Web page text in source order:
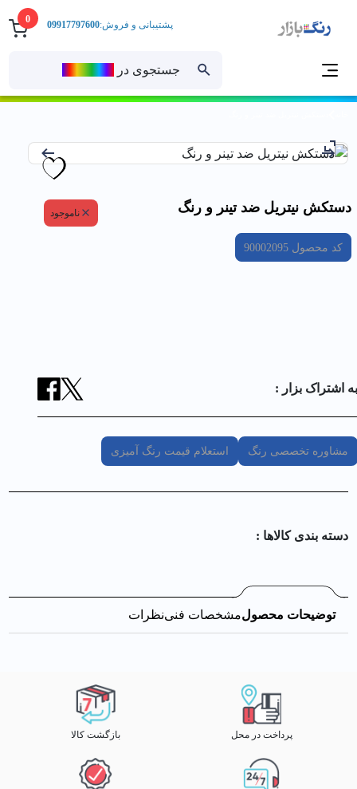
0
جستجوی در
پشتیبانی و فروش:09917797600
دستكش نيتريل ضد تينر و رنگ ناموجود
کد محصول90002095
به اشتراک بزار :
مشاوره تخصصی رنگ استعلام قیمت رنگ آمیزی
دسته بندی کالا‌ها :
توضیحات محصولمشخصات فنینظرات
پرداخت در محل بازگشت کالا